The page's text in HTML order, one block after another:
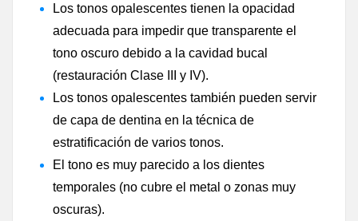
Los tonos opalescentes tienen la opacidad
adecuada para impedir que transparente el
tono oscuro debido a la cavidad bucal
(restauración Clase III y IV).
Los tonos opalescentes también pueden servir
de capa de dentina en la técnica de
estratificación de varios tonos.
El tono es muy parecido a los dientes
temporales (no cubre el metal o zonas muy
oscuras).